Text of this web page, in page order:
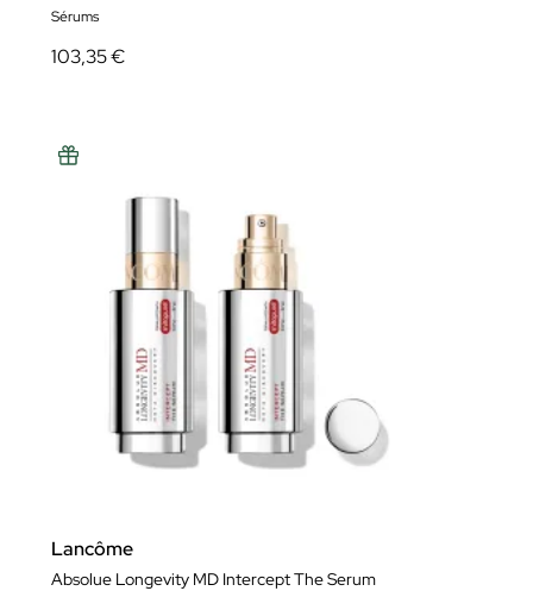
Sérums
103,35 €
Lancôme
Absolue Longevity MD Intercept The Serum